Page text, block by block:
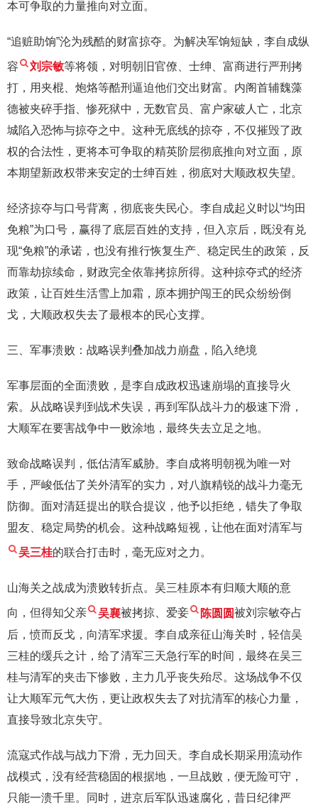
本可争取的力量推向对立面。
“追赃助饷”沦为残酷的财富掠夺。为解决军饷短缺，李自成纵
容 刘宗敏等将领，对明朝旧官僚、士绅、富商进行严刑拷
打，用夹棍、炮烙等酷刑逼迫他们交出财富。内阁首辅魏藻
德被夹碎手指、惨死狱中，无数官员、富户家破人亡，北京
城陷入恐怖与掠夺之中。这种无底线的掠夺，不仅摧毁了政
权的合法性，更将本可争取的精英阶层彻底推向对立面，原
本期望新政权带来安定的士绅百姓，彻底对大顺政权失望。
经济掠夺与口号背离，彻底丧失民心。李自成起义时以“均田
免粮”为口号，赢得了底层百姓的支持，但入京后，既没有兑
现“免粮”的承诺，也没有推行恢复生产、稳定民生的政策，反
而靠劫掠续命，财政完全依靠拷掠所得。这种掠夺式的经济
政策，让百姓生活雪上加霜，原本拥护闯王的民众纷纷倒
戈，大顺政权失去了最根本的民心支撑。
三、军事溃败：战略误判叠加战力崩盘，陷入绝境
军事层面的全面溃败，是李自成政权迅速崩塌的直接导火
索。从战略误判到战术失误，再到军队战斗力的极速下滑，
大顺军在要害战争中一败涂地，最终失去立足之地。
致命战略误判，低估清军威胁。李自成将明朝视为唯一对
手，严峻低估了关外清军的实力，对八旗精锐的战斗力毫无
防御。面对清廷提出的联合提议，他予以拒绝，错失了争取
盟友、稳定局势的机会。这种战略短视，让他在面对清军与
吴三桂的联合打击时，毫无应对之力。
山海关之战成为溃败转折点。吴三桂原本有归顺大顺的意
向，但得知父亲 吴襄被拷掠、爱妾 陈圆圆被刘宗敏夺占
后，愤而反戈，向清军求援。李自成亲征山海关时，轻信吴
三桂的缓兵之计，给了清军三天急行军的时间，最终在吴三
桂与清军的夹击下惨败，主力几乎丧失殆尽。这场战争不仅
让大顺军元气大伤，更让政权失去了对抗清军的核心力量，
直接导致北京失守。
流寇式作战与战力下滑，无力回天。李自成长期采用流动作
战模式，没有经营稳固的根据地，一旦战败，便无险可守，
只能一溃千里。同时，进京后军队迅速腐化，昔日纪律严